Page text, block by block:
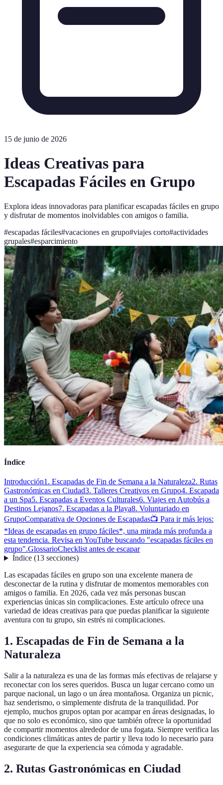
15 de junio de 2026
Ideas Creativas para
Escapadas Fáciles en Grupo
Explora ideas innovadoras para planificar escapadas fáciles en grupo
y disfrutar de momentos inolvidables con amigos o familia.
#escapadas fáciles#vacaciones en grupo#viajes corto#actividades
grupales#esparcimiento
Índice
Introducción1. Escapadas de Fin de Semana a la Naturaleza2. Rutas
Gastronómicas en Ciudad3. Talleres Creativos en Grupo4. Escapada
a un Spa5. Escapadas a Eventos Culturales6. Viajes en Autobús a
Destinos Lejanos7. Escapadas a la Playa8. Voluntariado en
GrupoComparativa de Opciones de Escapadas📺 Para ir más lejos:
*Ideas de escapadas en grupo fáciles*, una mirada más profunda a
esta tendencia. Revisa en YouTube buscando "escapadas fáciles en
grupo".GlossarioChecklist antes de escapar
Índice(13 secciones)
Las escapadas fáciles en grupo son una excelente manera de
desconectar de la rutina y disfrutar de momentos memorables con
amigos o familia. En 2026, cada vez más personas buscan
experiencias únicas sin complicaciones. Este artículo ofrece una
variedad de ideas creativas para que puedas planificar la siguiente
aventura con tu grupo, sin estrés ni complicaciones.
1. Escapadas de Fin de Semana a la
Naturaleza
Salir a la naturaleza es una de las formas más efectivas de relajarse y
reconectar con los seres queridos. Busca un lugar cercano como un
parque nacional, un lago o un área montañosa. Organiza un picnic,
haz senderismo, o simplemente disfruta de la tranquilidad. Por
ejemplo, muchos grupos optan por acampar en áreas designadas, lo
que no solo es económico, sino que también ofrece la oportunidad
de compartir momentos alrededor de una fogata. Siempre verifica las
condiciones climáticas antes de partir y lleva todo lo necesario para
asegurarte de que la experiencia sea cómoda y agradable.
2. Rutas Gastronómicas en Ciudad